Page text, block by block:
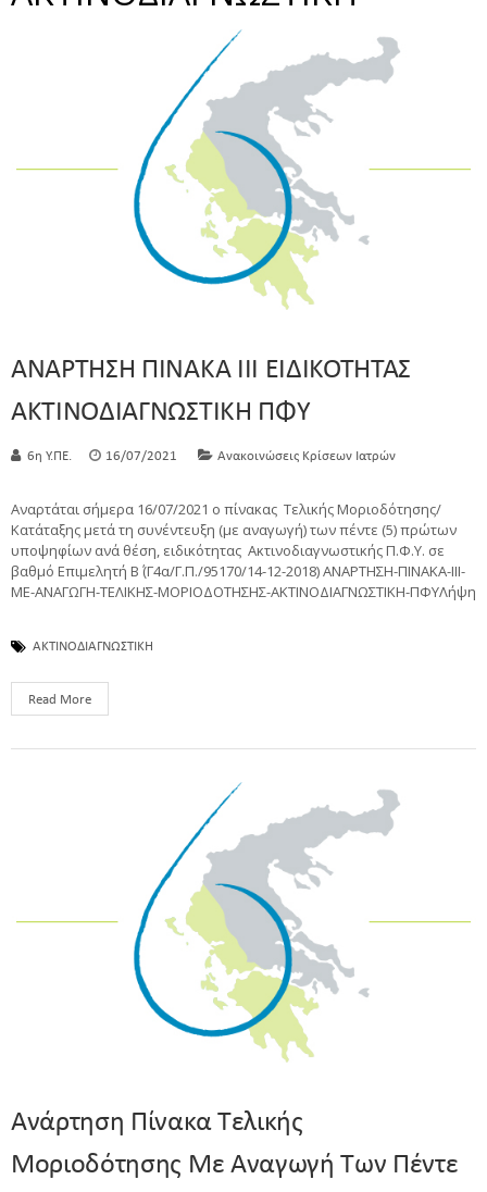
ΑΝΑΡΤΗΣΗ ΠΙΝΑΚΑ ΙΙΙ ΕΙΔΙΚΟΤΗΤΑΣ
ΑΚΤΙΝΟΔΙΑΓΝΩΣΤΙΚΗ ΠΦΥ
6η Υ.ΠΕ. 16/07/2021 Ανακοινώσεις Κρίσεων Ιατρών
Αναρτάται σήμερα 16/07/2021 ο πίνακας Τελικής Μοριοδότησης/
Κατάταξης μετά τη συνέντευξη (με αναγωγή) των πέντε (5) πρώτων
υποψηφίων ανά θέση, ειδικότητας Ακτινοδιαγνωστικής Π.Φ.Υ. σε
βαθμό Eπιμελητή Β΄ (Γ4α/Γ.Π./95170/14-12-2018) ΑΝΑΡΤΗΣΗ-ΠΙΝΑΚΑ-ΙΙΙ-
ΜΕ-ΑΝΑΓΩΓΗ-ΤΕΛΙΚΗΣ-ΜΟΡΙΟΔΟΤΗΣΗΣ-ΑΚΤΙΝΟΔΙΑΓΝΩΣΤΙΚΗ-ΠΦΥΛήψη
ΑΚΤΙΝΟΔΙΑΓΝΩΣΤΙΚΗ
Read More
Ανάρτηση Πίνακα Τελικής
Μοριοδότησης Με Αναγωγή Των Πέντε